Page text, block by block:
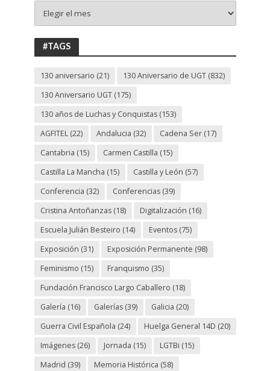
130
ANIVERSARIO
UGT
#TAGS
130 aniversario (21) 130 Aniversario de UGT(832)
130 Aniversario UGT(175)
130 años de Luchas y Conquistas(153)
AGFITEL(22) Andalucia (32) Cadena Ser(17)
Cantabria (15) Carmen Castilla (15)
Castilla La Mancha (15) Castilla y León (57)
Conferencia (32) Conferencias(39)
Cristina Antoñanzas(18) Digitalización (16)
Escuela Julián Besteiro (14) Eventos(75)
Exposición (31) Exposición Permanente (98)
Feminismo (15) Franquismo (35)
Fundación Francisco Largo Caballero (18)
Galería (16) Galerías(39) Galicia (20)
Guerra Civil Española (24) Huelga General 14D (20)
Imágenes(26) Jornada (15) LGTBi (15)
Madrid (39) Memoria Histórica (58)